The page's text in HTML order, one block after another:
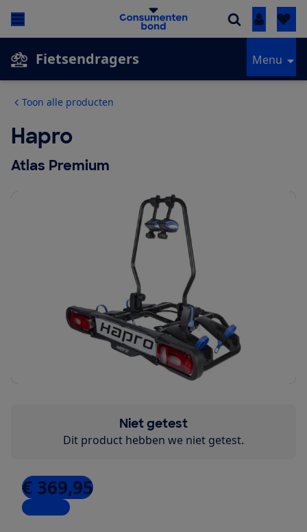
Inloggen
Fietsendragers Menu
Toon alle producten
Hapro
Atlas Premium
Niet getest
Dit product hebben we niet getest.
€ 369,95
2 winkels